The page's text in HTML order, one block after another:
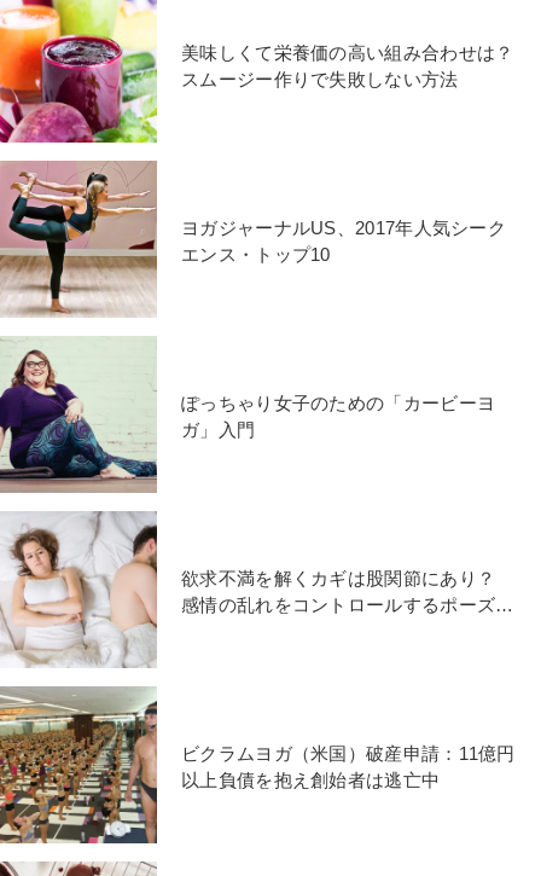
美味しくて栄養価の高い組み合わせは？
スムージー作りで失敗しない方法
ヨガジャーナルUS、2017年人気シーク
エンス・トップ10
ぽっちゃり女子のための「カービーヨ
ガ」入門
欲求不満を解くカギは股関節にあり？
感情の乱れをコントロールするポーズ5
ビクラムヨガ（米国）破産申請：11億円
以上負債を抱え創始者は逃亡中